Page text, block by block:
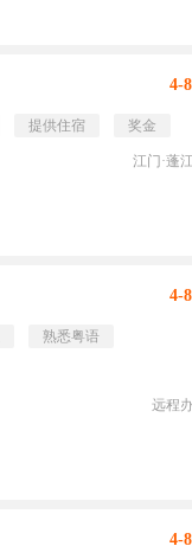
4-
提供住宿 奖金
江门·蓬
4-
熟悉粤语
远程
4-